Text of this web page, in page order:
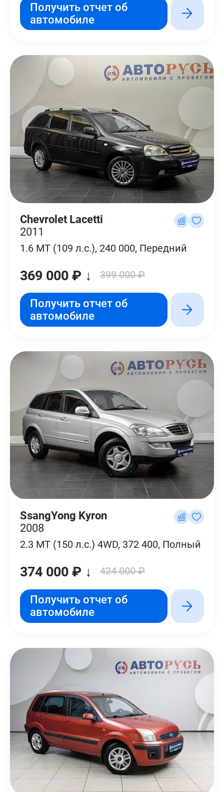
Получить отчет об
автомобиле
Chevrolet Lacetti
2011
1.6 MT (109 л.с.), 240 000, Передний
369 000 ₽ ↓ 399 000 ₽
Получить отчет об
автомобиле
SsangYong Kyron
2008
2.3 MT (150 л.с.) 4WD, 372 400, Полный
374 000 ₽ ↓ 424 000 ₽
Получить отчет об
автомобиле